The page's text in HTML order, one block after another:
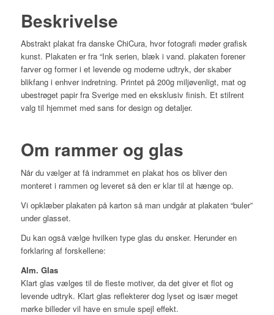
Beskrivelse
Abstrakt plakat fra danske ChiCura, hvor fotografi møder grafisk
kunst. Plakaten er fra “Ink serien, blæk i vand. plakaten forener
farver og former i et levende og moderne udtryk, der skaber
blikfang i enhver indretning. Printet på 200g miljøvenligt, mat og
ubestrøget papir fra Sverige med en eksklusiv finish. Et stilrent
valg til hjemmet med sans for design og detaljer.
Om rammer og glas
Når du vælger at få indrammet en plakat hos os bliver den
monteret i rammen og leveret så den er klar til at hænge op.
Vi opklæber plakaten på karton så man undgår at plakaten “buler”
under glasset.
Du kan også vælge hvilken type glas du ønsker. Herunder en
forklaring af forskellene:
Alm. Glas
Klart glas vælges til de fleste motiver, da det giver et flot og
levende udtryk. Klart glas reflekterer dog lyset og især meget
mørke billeder vil have en smule spejl effekt.